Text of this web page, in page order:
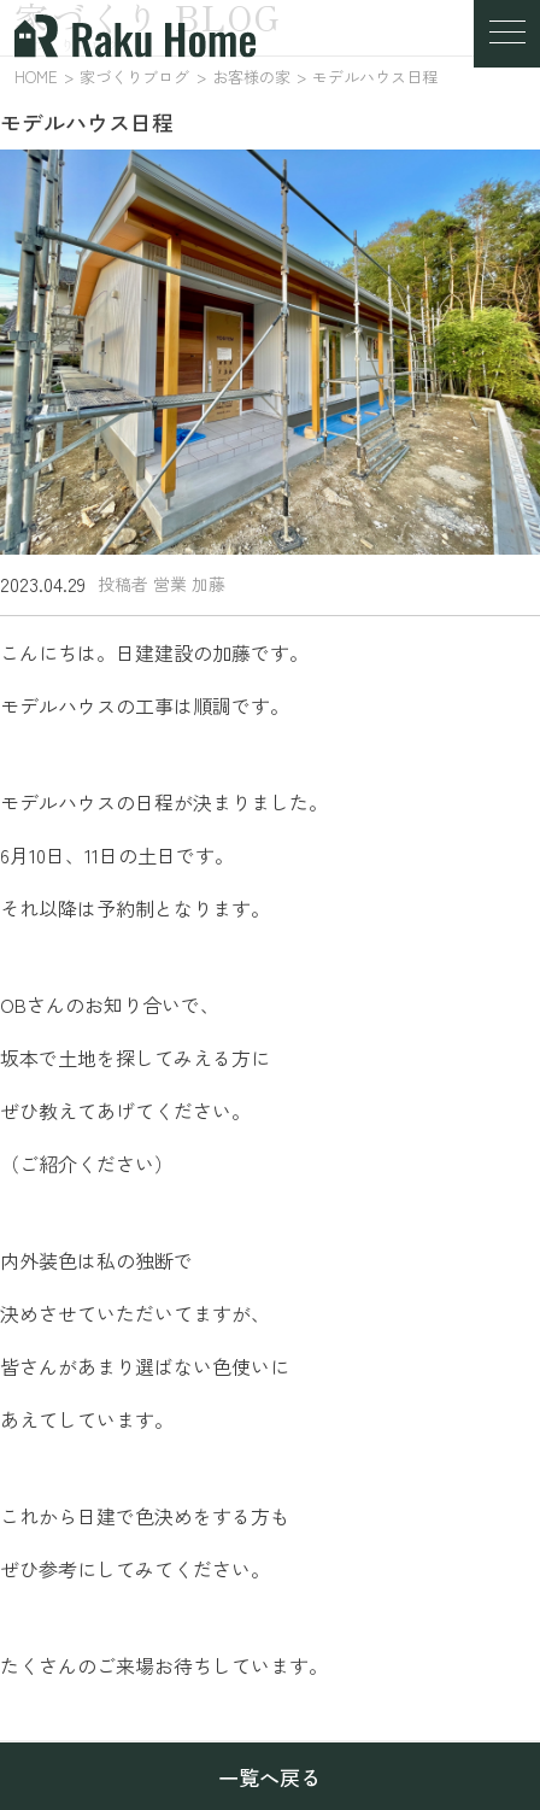
家づくりブログ
家づくり BLOG
HOME 家づくりブログ お客様の家 モデルハウス日程
モデルハウス日程
2023.04.29 投稿者 営業 加藤
こんにちは。日建建設の加藤です。
モデルハウスの工事は順調です。
モデルハウスの日程が決まりました。
6月10日、11日の土日です。
それ以降は予約制となります。
OBさんのお知り合いで、
坂本で土地を探してみえる方に
ぜひ教えてあげてください。
（ご紹介ください）
内外装色は私の独断で
決めさせていただいてますが、
皆さんがあまり選ばない色使いに
あえてしています。
これから日建で色決めをする方も
ぜひ参考にしてみてください。
たくさんのご来場お待ちしています。
一覧へ戻る